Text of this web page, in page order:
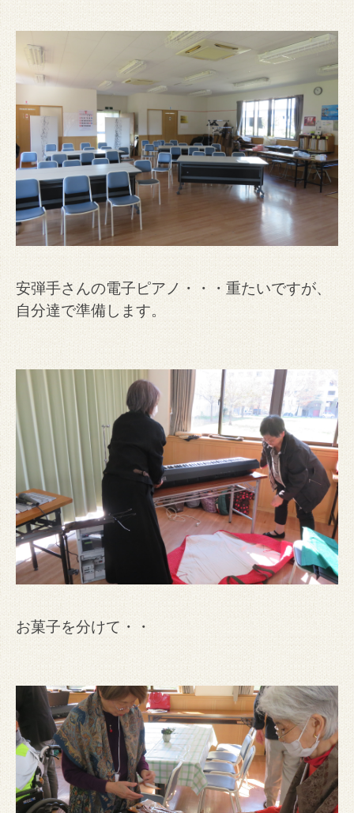
安弾手さんの電子ピアノ・・・重たいですが、
自分達で準備します。
お菓子を分けて・・